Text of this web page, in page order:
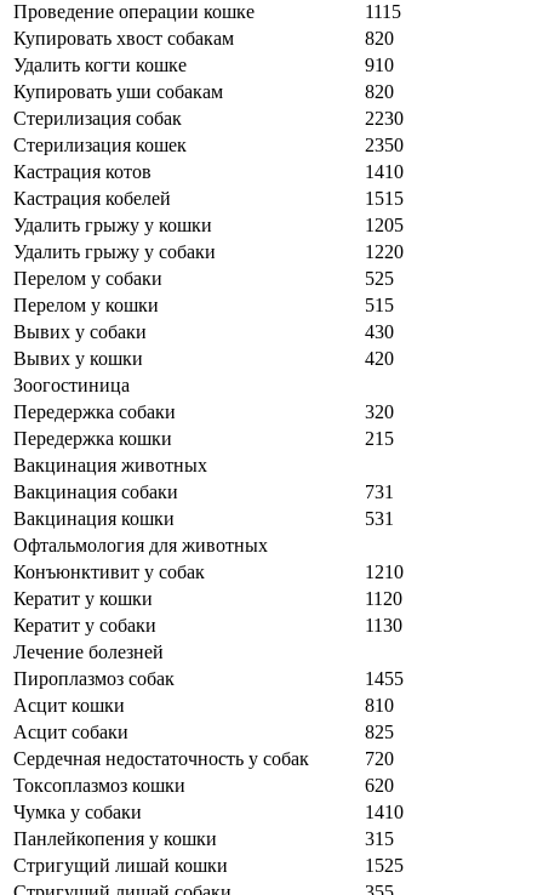
Проведение операции кошке
1115
Купировать хвост собакам
820
Удалить когти кошке
910
Купировать уши собакам
820
Стерилизация собак
2230
Стерилизация кошек
2350
Кастрация котов
1410
Кастрация кобелей
1515
Удалить грыжу у кошки
1205
Удалить грыжу у собаки
1220
Перелом у собаки
525
Перелом у кошки
515
Вывих у собаки
430
Вывих у кошки
420
Зоогостиница
Передержка собаки
320
Передержка кошки
215
Вакцинация животных
Вакцинация собаки
731
Вакцинация кошки
531
Офтальмология для животных
Конъюнктивит у собак
1210
Кератит у кошки
1120
Кератит у собаки
1130
Лечение болезней
Пироплазмоз собак
1455
Асцит кошки
810
Асцит собаки
825
Сердечная недостаточность у собак
720
Токсоплазмоз кошки
620
Чумка у собаки
1410
Панлейкопения у кошки
315
Стригущий лишай кошки
1525